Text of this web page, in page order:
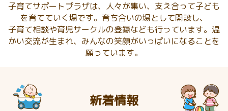
子育てサポートプラザは、人々が集い、支え合って子ども
を育てていく場です。育ち合いの場として開設し、
子育て相談や育児サークルの登録なども行っています。温
かい交流が生まれ、みんなの笑顔がいっぱいになることを
願っています。
新着情報